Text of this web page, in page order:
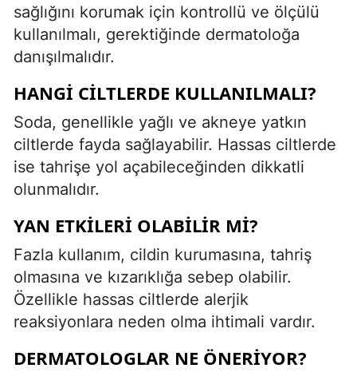
sağlığını korumak için kontrollü ve ölçülü
kullanılmalı, gerektiğinde dermatoloğa
danışılmalıdır.
HANGI CILTLERDE KULLANILMALI?
Soda, genellikle yağlı ve akneye yatkın
ciltlerde fayda sağlayabilir. Hassas ciltlerde
ise tahrişe yol açabileceğinden dikkatli
olunmalıdır.
YAN ETKILERI OLABILIR MI?
Fazla kullanım, cildin kurumasına, tahriş
olmasına ve kızarıklığa sebep olabilir.
Özellikle hassas ciltlerde alerjik
reaksiyonlara neden olma ihtimali vardır.
DERMATOLOGLAR NE ÖNERIYOR?